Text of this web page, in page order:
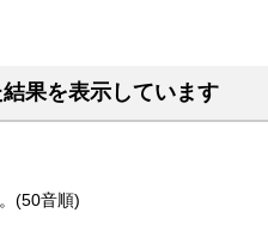
果を表示しています
(50音順)